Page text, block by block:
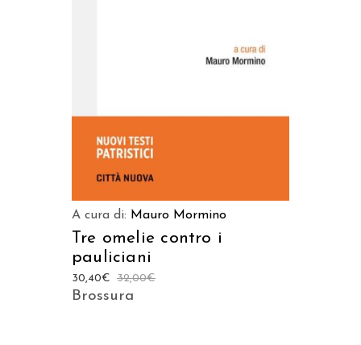
A cura di: Mauro Mormino
Tre omelie contro i
pauliciani
32,00€
30,40€
Brossura